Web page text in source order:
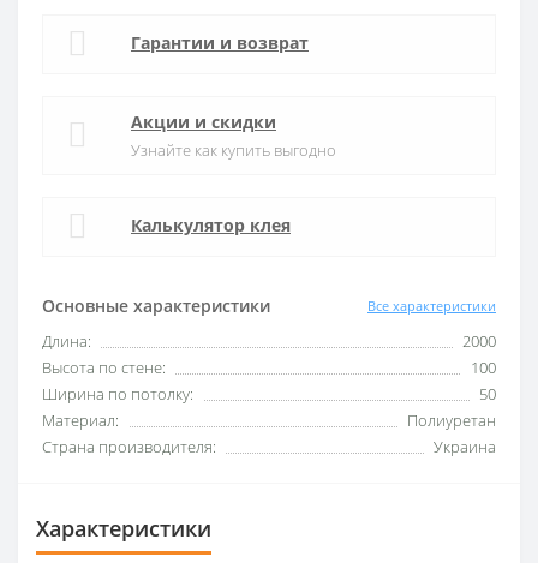
Основные характеристики Все характеристики
Длина:
2000
Высота по стене:
100
Ширина по потолку:
50
Материал:
Полиуретан
Страна производителя:
Украина
Гарантии и возврат
Акции и скидки
Узнайте как купить выгодно
Калькулятор клея
Характеристики